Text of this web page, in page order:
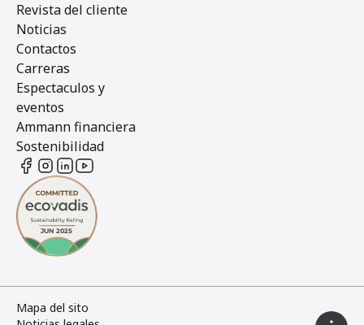
Revista del cliente
Noticias
Contactos
Carreras
Espectaculos y
eventos
Ammann financiera
Sostenibilidad
Mapa del sito